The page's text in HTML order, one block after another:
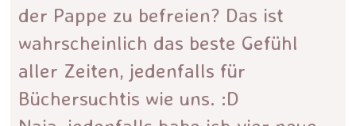
der Pappe zu befreien? Das ist
wahrscheinlich das beste Gefühl
aller Zeiten, jedenfalls für
Büchersuchtis wie uns. :D